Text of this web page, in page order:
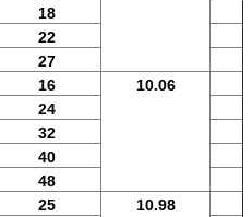
18
22
27
16 10.06
24
32
40
48
25 10.98